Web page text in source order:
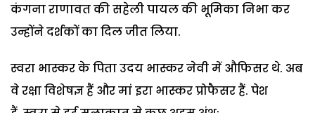
कंगना राणावत की सहेली पायल की भूमिका निभा कर
उन्होंने दर्शकों का दिल जीत लिया.
स्वरा भास्कर के पिता उदय भास्कर नेवी में औफिसर थे. अब
वे रक्षा विशेषज्ञ हैं और मां इरा भास्कर प्रोफैसर हैं. पेश